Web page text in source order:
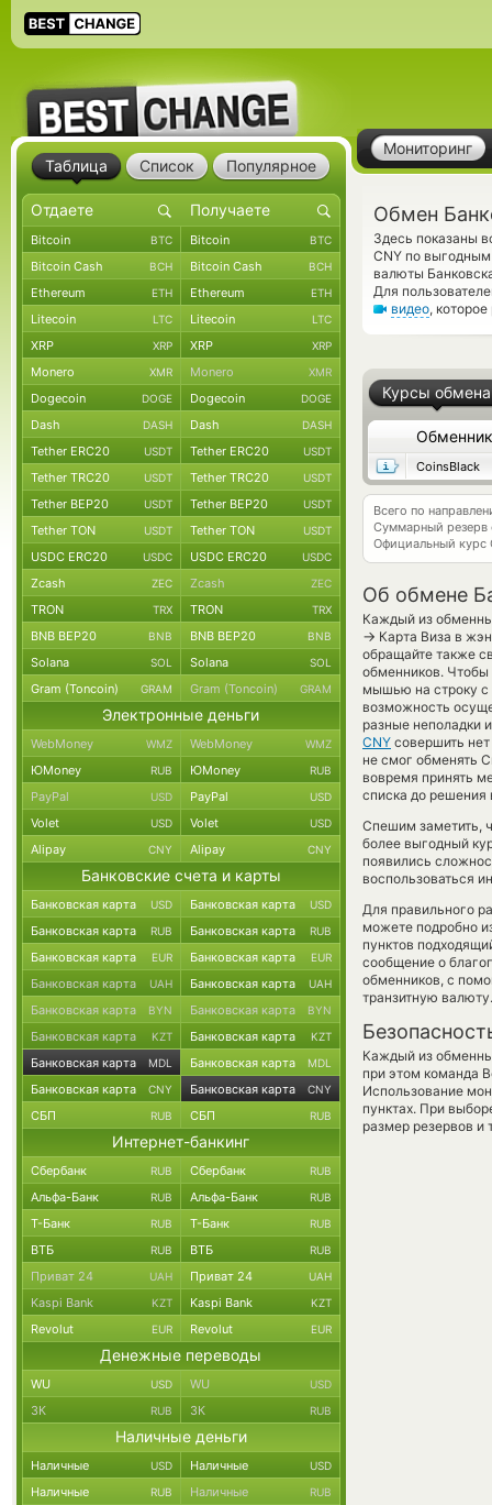
Мониторинг
Обмен
Здесь показаны
CNY по
валюты
Для
видео,
Курсы обмена
Обменник
CoinsBlack
Всего по
Суммарный резерв
Официальный курс
Об обмене
Каждый из
→ Карта Виза в
обращайте также
обменников. Чтобы
мышью на строку с
возможность
разные неполадки
CNY совершить
не смог обменять
вовремя принять
списка до решения
Спешим заметить,
более выгодный
появились
воспользоваться
Для правильного
можете подробно
пунктов
сообщение о
обменников, с
транзитную валюту.
Каждый из
при этом команда
Использование
пунктах. При
размер резервов и
Таблица Список Популярное
Bitcoin BTC Bitcoin BTC
Bitcoin Cash BCH Bitcoin Cash BCH
Ethereum ETH Ethereum ETH
Litecoin LTC Litecoin LTC
XRP XRP XRP XRP
Monero XMR Monero XMR
Dogecoin DOGE Dogecoin DOGE
Dash DASH Dash DASH
Tether ERC20 USDT Tether ERC20 USDT
Tether TRC20 USDT Tether TRC20 USDT
Tether BEP20 USDT Tether BEP20 USDT
Tether TON USDT Tether TON USDT
USDC ERC20 USDC USDC ERC20 USDC
Zcash ZEC Zcash ZEC
TRON TRX TRON TRX
BNB BEP20 BNB BNB BEP20 BNB
Solana SOL Solana SOL
Gram (Toncoin) GRAM Gram (Toncoin) GRAM
Электронные деньги
WebMoney WMZ WebMoney WMZ
ЮMoney RUB ЮMoney RUB
PayPal USD PayPal USD
Volet USD Volet USD
Alipay CNY Alipay CNY
Банковские счета и карты
Банковская карта USD Банковская карта USD
Банковская карта RUB Банковская карта RUB
Банковская карта EUR Банковская карта EUR
Банковская карта UAH Банковская карта UAH
Банковская карта BYN Банковская карта BYN
Банковская карта KZT Банковская карта KZT
Банковская карта MDL Банковская карта MDL
Банковская карта CNY Банковская карта CNY
СБП RUB СБП RUB
Интернет-банкинг
Сбербанк RUB Сбербанк RUB
Альфа-Банк RUB Альфа-Банк RUB
Т-Банк RUB Т-Банк RUB
ВТБ RUB ВТБ RUB
Приват 24 UAH Приват 24 UAH
Kaspi Bank KZT Kaspi Bank KZT
Revolut EUR Revolut EUR
Денежные переводы
WU USD WU USD
ЗК RUB ЗК RUB
Наличные деньги
Наличные USD Наличные USD
Наличные RUB Наличные RUB